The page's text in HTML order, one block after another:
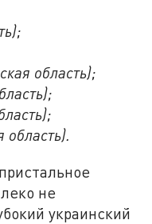
область);
область).
не
украинский